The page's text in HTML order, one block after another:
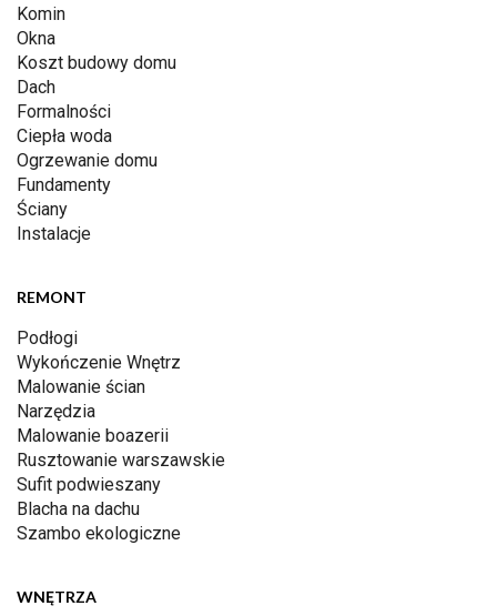
Komin
Okna
Koszt budowy domu
Dach
Formalności
Ciepła woda
Ogrzewanie domu
Fundamenty
Ściany
Instalacje
REMONT
Podłogi
Wykończenie Wnętrz
Malowanie ścian
Narzędzia
Malowanie boazerii
Rusztowanie warszawskie
Sufit podwieszany
Blacha na dachu
Szambo ekologiczne
WNĘTRZA